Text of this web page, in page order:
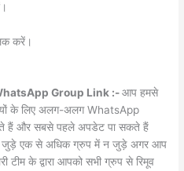
करें।
Group Link :-आप हमसे
के लिए अलग-अलग WhatsApp
हैं और सबसे पहले अपडेट पा सकते हैं
जुड़े एक से अधिक ग्रुप में न जुड़े अगर आप
टीम के द्वारा आपको सभी ग्रुप से रिमूव